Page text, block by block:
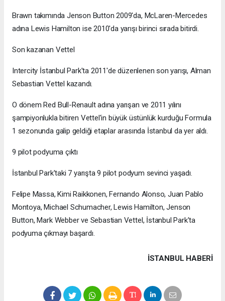
Brawn takımında Jenson Button 2009'da, McLaren-Mercedes
adına Lewis Hamilton ise 2010'da yarışı birinci sırada bitirdi.
Son kazanan Vettel
Intercity İstanbul Park'ta 2011'de düzenlenen son yarışı, Alman
Sebastian Vettel kazandı.
O dönem Red Bull-Renault adına yarışan ve 2011 yılını
şampiyonlukla bitiren Vettel'in büyük üstünlük kurduğu Formula
1 sezonunda galip geldiği etaplar arasında İstanbul da yer aldı.
9 pilot podyuma çıktı
İstanbul Park'taki 7 yarışta 9 pilot podyum sevinci yaşadı.
Felipe Massa, Kimi Raikkonen, Fernando Alonso, Juan Pablo
Montoya, Michael Schumacher, Lewis Hamilton, Jenson
Button, Mark Webber ve Sebastian Vettel, İstanbul Park'ta
podyuma çıkmayı başardı.
İSTANBUL HABERİ